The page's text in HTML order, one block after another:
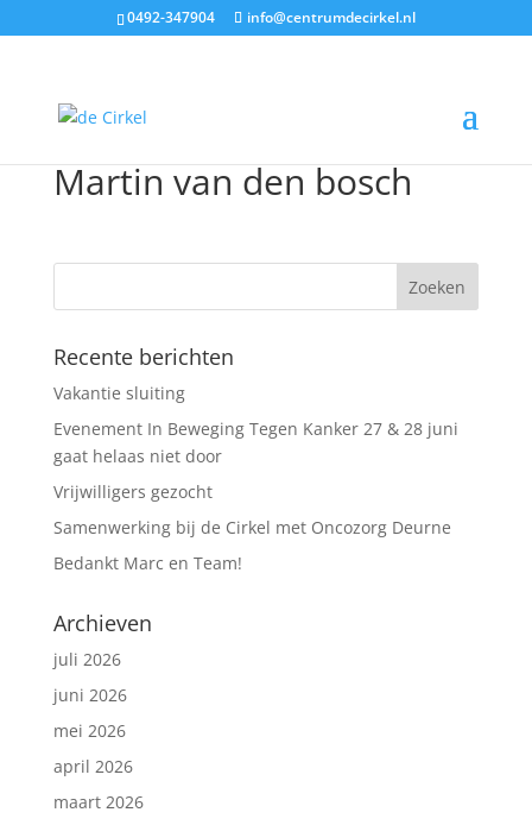
0492-347904 info@centrumdecirkel.nl
Martin van den bosch
Recente berichten
Vakantie sluiting
Evenement In Beweging Tegen Kanker 27 & 28 juni
gaat helaas niet door
Vrijwilligers gezocht
Samenwerking bij de Cirkel met Oncozorg Deurne
Bedankt Marc en Team!
Archieven
juli 2026
juni 2026
mei 2026
april 2026
maart 2026